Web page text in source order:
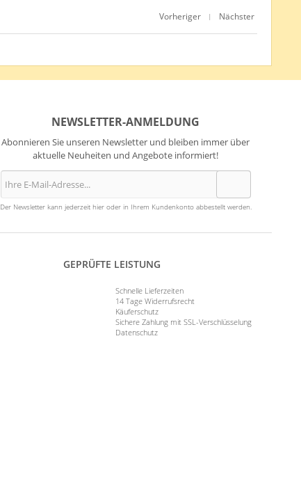
Vorheriger | Nächster
NEWSLETTER-ANMELDUNG
Abonnieren Sie unseren Newsletter und bleiben immer über
aktuelle Neuheiten und Angebote informiert!
Der Newsletter kann jederzeit hier oder in Ihrem Kundenkonto abbestellt werden.
GEPRÜFTE LEISTUNG
Schnelle Lieferzeiten
14 Tage Widerrufsrecht
Käuferschutz
Sichere Zahlung mit SSL-Verschlüsselung
Datenschutz